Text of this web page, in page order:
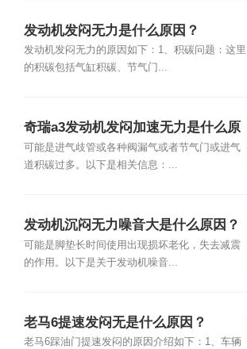
发动机发闷无力是什么原因？
发动机发闷无力的原因如下：1、积碳问题：这里
的积碳包括气缸积碳、节气门...
奇瑞a3发动机发闷加速无力是什么原
因？
可能是进气歧管或各种阀漏气或者节气门或进气
道积碳过多。以下是相关信息：...
发动机沉闷无力噪音大是什么原因？
可能是脚垫长时间使用出现损坏老化，失去减震
的作用。以下是关于发动机噪音...
老马6提速发闷无是什么原因？
老马6踩油门提速发闷的原因介绍如下：1、车辆